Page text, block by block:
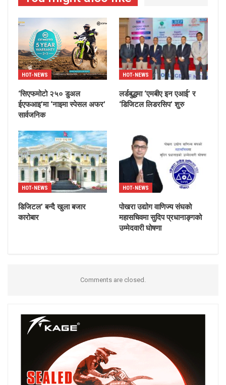
HOT-NEWS
‘सिएफमोटो २५० डुअल
ईएफआइ’मा ‘नाइमा स्पेसल अफर’
सार्वजनिक
HOT-NEWS
लर्डबुद्धमा ‘एमबीए इन एआई’ र
‘डिजिटल लिडरसिप’ शुरु
HOT-NEWS
डिजिटल’ बन्दै खुला बजार
कारोबार
HOT-NEWS
पोखरा उद्योग वाणिज्य संघको
महासचिवमा सुदिप प्रधानाङ्गको
उम्मेदवारी घोषणा
Comments are closed.